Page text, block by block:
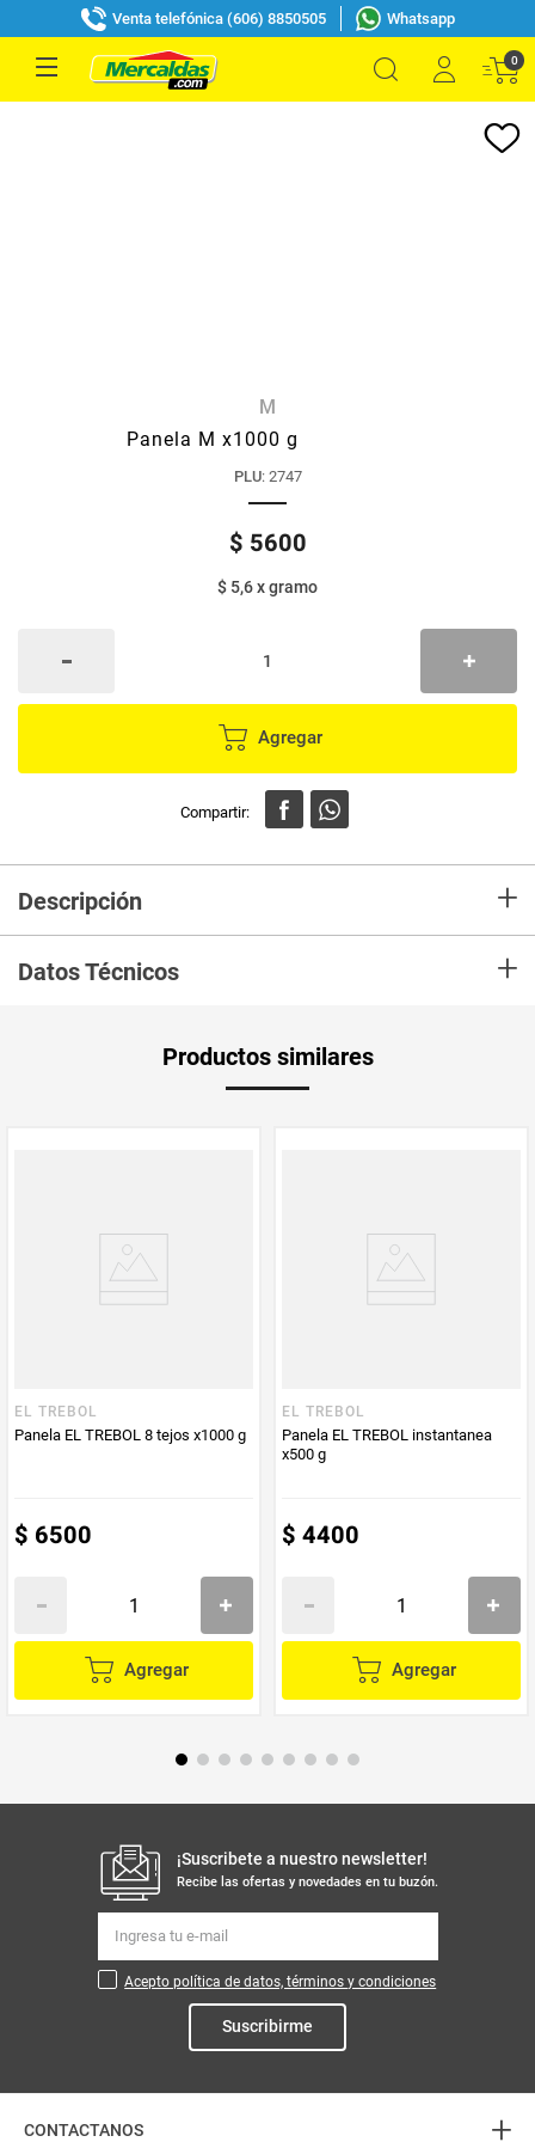
Venta telefónica (606) 8850505 Whatsapp
0
M
Panela M x1000 g
PLU: 2747
$ 5600
$ 5,6xgramo
Agregar
Descripción +
considera el azúcar más puro. Se elabora en pequeñas fábricas llamadas
trapiches donde el jugo de la caña se cuece a altas temperaturas hasta
Datos Técnicos +
Producto (kg)
Productos similares
EL TREBOL
Panela EL TREBOL 8 tejos x1000 g
$ 6500
Agregar
EL TREBOL
Panela EL TREBOL instantanea
x500 g
$ 4400
Agregar
¡Suscribete a nuestro newsletter!
Recibe las ofertas y novedades en tu buzón.
Acepto política de datos, términos y condiciones
Suscribirme
CONTACTANOS +